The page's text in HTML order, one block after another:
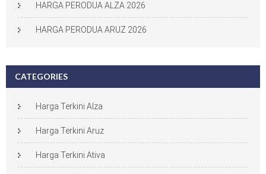
HARGA PERODUA ALZA 2026
HARGA PERODUA ARUZ 2026
CATEGORIES
Harga Terkini Alza
Harga Terkini Aruz
Harga Terkini Ativa